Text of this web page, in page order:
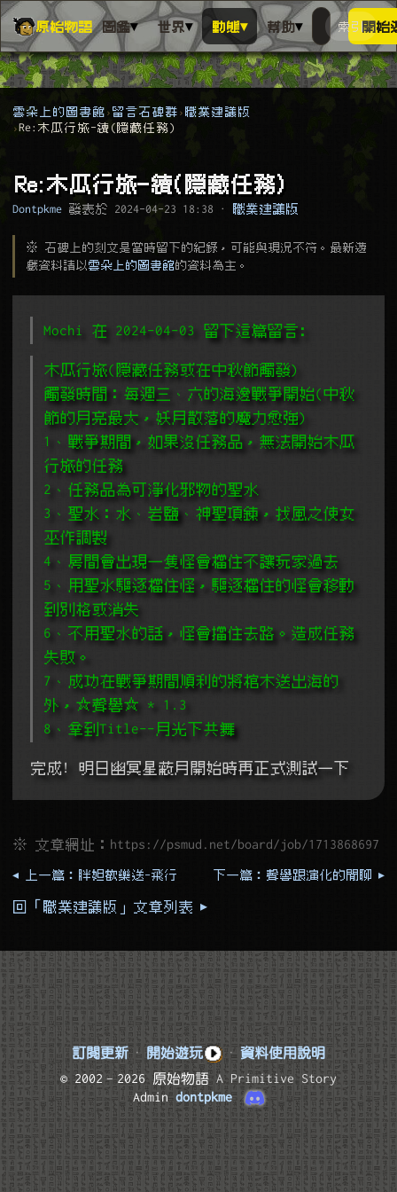
原始物語 圖鑑▾ 世界▾ 動態▾ 幫助▾
搜尋萬物
搜人物、
索引開始
雲朵上的圖書館 留言石碑群 職業建議版
Re:木瓜行旅-續(隱藏任務)
Re:木瓜行旅-續(隱藏任務)
Dontpkme 發表於 2024-04-23 18:38 · 職業建議版
※ 石碑上的刻文是當時留下的紀錄，可能與現況不符。最新遊
戲資料請以 雲朵上的圖書館的資料為主。
Mochi 在 2024-04-03 留下這篇留言﹕
木瓜行旅(隱藏任務或在中秋節觸發)
觸發時間：每週三、六的海邊戰爭開始(中秋
節的月亮最大，妖月散落的魔力愈強)
1、戰爭期間，如果沒任務品，無法開始木瓜
行旅的任務
2、任務品為可淨化邪物的聖水
3、聖水：水、岩鹽、神聖項鍊，找風之使女
巫作調製
4、房間會出現一隻怪會檔住不讓玩家過去
5、用聖水驅逐檔住怪，驅逐檔住的怪會移動
到別格或消失
6、不用聖水的話，怪會擋住去路。造成任務
失敗。
7、成功在戰爭期間順利的將棺木送出海的
外，☆聲譽☆ * 1.3
8、拿到Title--月光下共舞
完成! 明日幽冥星蔽月開始時再正式測試一下
※ 文章網址： https://psmud.net/board/job/1713868697
◂ 上一篇：胖妲歡樂送-飛行 下一篇：聲譽跟演化的閒聊 ▸
回「職業建議版」文章列表 ▸
訂閱更新 · 開始遊玩 · 資料使用說明
© 2002–2026 原始物語 A Primitive Story
Admindontpkme